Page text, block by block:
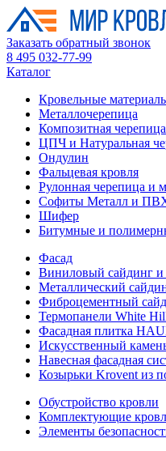
Заказать обратный звонок
8 495 032-77-99
Каталог
Кровельные
Металлочерепица
Композитная черепица
ЦПЧ и Натуральная
Ондулин
Фальцевая кровля
Рулонная черепица и
Софиты Металл и
Шифер
Битумные и
Фасад
Виниловый сайдинг и
Металлический
Фиброцементный
Термопанели White
Фасадная плитка
Искусственный
Навесная фасадная
Козырьки Krovent из
Обустройство кровли
Комплектующие
Элементы